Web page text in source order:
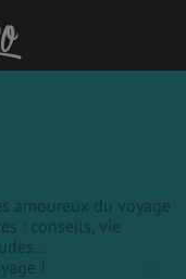
amoureux du voyage
: conseils, vie
!